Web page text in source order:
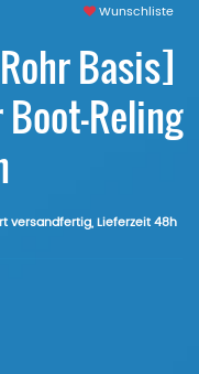
Wunschliste
Basis]
Reling
versandfertig, Lieferzeit 48h